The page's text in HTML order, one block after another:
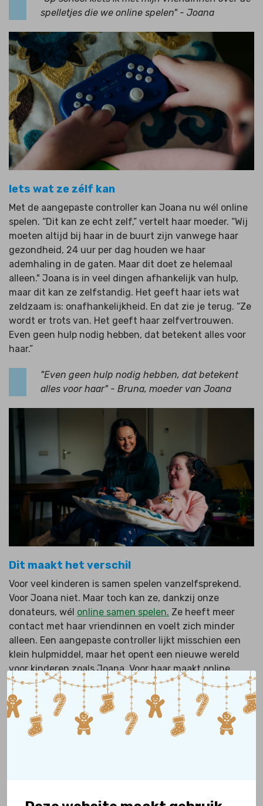
spelletjes die we online spelen" - Joana
Iets wat ze zélf kan
Met de aangepaste controller kan Joana nu wél online
spelen. “Dit kan ze echt zelf,” vertelt haar moeder. “Wij
moeten altijd bij haar in de buurt zijn vanwege haar
gezondheid, 24 uur per dag houden we haar
ademhaling in de gaten. Maar dit doet ze helemaal
alleen." Joana is in veel dingen afhankelijk van hulp,
maar dit kan ze zelfstandig. Het geeft haar iets wat
zeldzaam is: onafhankelijkheid. En dat zie je terug. “Ze
wordt er trots van. Het geeft haar zelfvertrouwen.
Even geen hulp nodig hebben, dat betekent alles voor
haar.”
"Even geen hulp nodig hebben, dat betekent
alles voor haar" - Bruna, moeder van Joana
Dit maakt het verschil
Voor veel kinderen is samen spelen vanzelfsprekend.
Voor Joana niet. Maar toch kan ze, dankzij onze
donateurs, wél online samen spelen. Ze heeft meer
contact met haar vriendinnen en voelt zich minder
alleen. Een aangepaste controller lijkt misschien een
klein hulpmiddel, maar het opent een nieuwe wereld
voor kinderen zoals Joana. Voor haar maakt online
spelen het verschil. En er zijn nog veel meerkinderen
met een handicap, zoals zij. Help jij ook mee om hun
wereld te vergroten?